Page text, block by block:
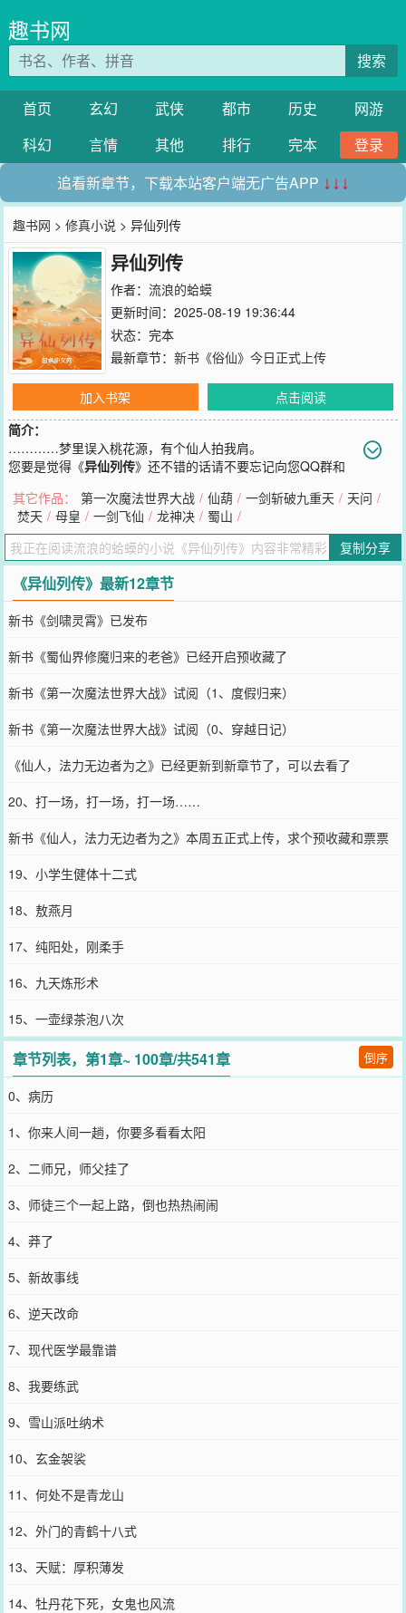
趣书网
搜索
首页 玄幻 武侠 都市 历史
网游
科幻
言情 其他 排行 完本
登录
追看新章节，下载本站客户端无广告APP ↓↓↓
趣书网 >修真小说 > 异仙列传
异仙列传
作者： 流浪的蛤蟆
更新时间：2025-08-19 19:36:44
状态：完本
最新章节： 新书《俗仙》今日正式上传
加入书架
点击阅读
简介：
…………梦里误入桃花源，有个仙人拍我肩。
您要是觉得《异仙列传》还不错的话请不要忘记向您QQ群和
其它作品： 第一次魔法世界大战 / 仙葫 / 一剑斩破九重天 / 天问 /
焚天 / 母皇 / 一剑飞仙 / 龙神决 / 蜀山 /
复制分享
《异仙列传》最新12章节
新书《剑啸灵霄》已发布
新书《蜀仙界修魔归来的老爸》已经开启预收藏了
新书《第一次魔法世界大战》试阅（1、度假归来）
新书《第一次魔法世界大战》试阅（0、穿越日记）
《仙人，法力无边者为之》已经更新到新章节了，可以去看了
20、打一场，打一场，打一场……
新书《仙人，法力无边者为之》本周五正式上传，求个预收藏和票票
19、小学生健体十二式
18、敖燕月
17、纯阳处，刚柔手
16、九天炼形术
15、一壶绿茶泡八次
章节列表，第1章~ 100章/共541章 倒序
0、病历
1、你来人间一趟，你要多看看太阳
2、二师兄，师父挂了
3、师徒三个一起上路，倒也热热闹闹
4、莽了
5、新故事线
6、逆天改命
7、现代医学最靠谱
8、我要练武
9、雪山派吐纳术
10、玄金袈裟
11、何处不是青龙山
12、外门的青鹤十八式
13、天赋：厚积薄发
14、牡丹花下死，女鬼也风流